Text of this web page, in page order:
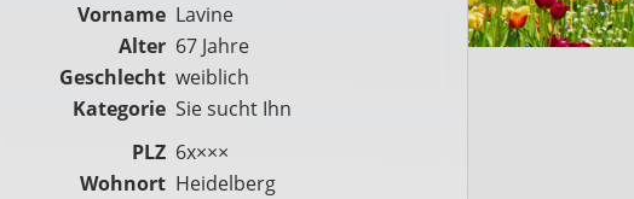
Vorname Lavine
Alter 67 Jahre
Geschlecht weiblich
Kategorie Sie sucht Ihn
PLZ 6x×××
Wohnort Heidelberg